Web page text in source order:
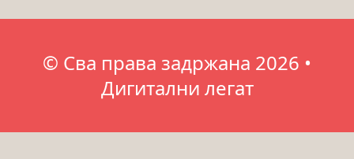
© Сва права задржана 2026 •
Дигитални легат